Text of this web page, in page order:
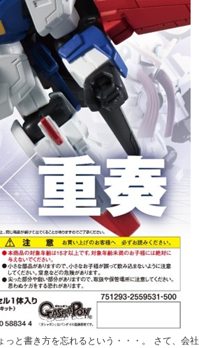
と書き方を忘れるという・・・。 さて、会社